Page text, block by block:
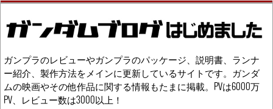
ガンプラのレビューやガンプラのパッケージ、説明書、ランナ
ー紹介、製作方法をメインに更新しているサイトです。ガンダ
ムの映画やその他作品に関する情報もたまに掲載。PVは6000万
PV、レビュー数は3000以上！